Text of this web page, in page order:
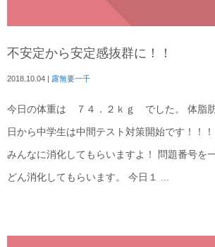
不安定から安定感抜群に！！
2018.10.04 | 露無要一千
今日の体重は ７４．２ｋｇ でした。 体脂
日から中学生は中間テスト対策開始です！！
みんなに消化してもらいますよ！ 問題番号を
どん消化してもらいます。 今日１ ...